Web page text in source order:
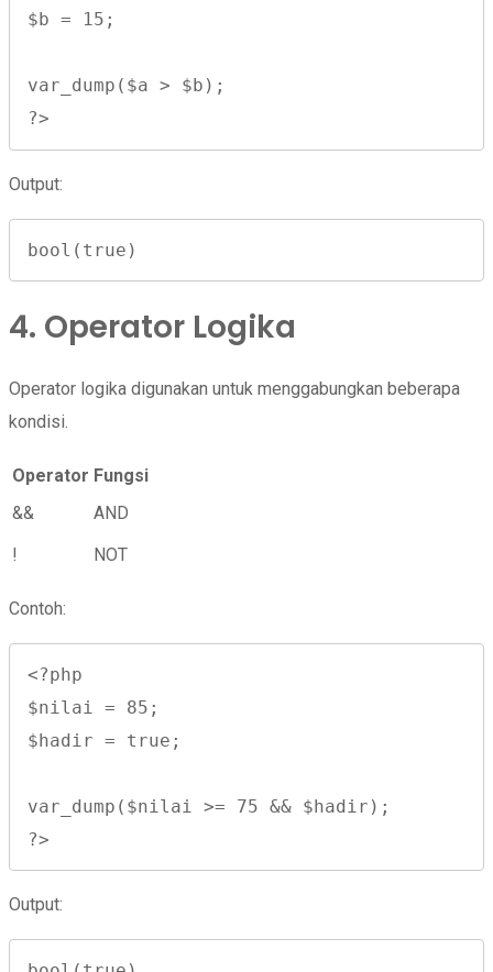
$b = 15;
var_dump($a > $b);
?>
Output:
bool(true)
4. Operator Logika
Operator logika digunakan untuk menggabungkan beberapa
kondisi.
Operator Fungsi
&&
AND
!
NOT
Contoh:
<?php
$nilai = 85;
$hadir = true;
var_dump($nilai >= 75 && $hadir);
?>
Output: